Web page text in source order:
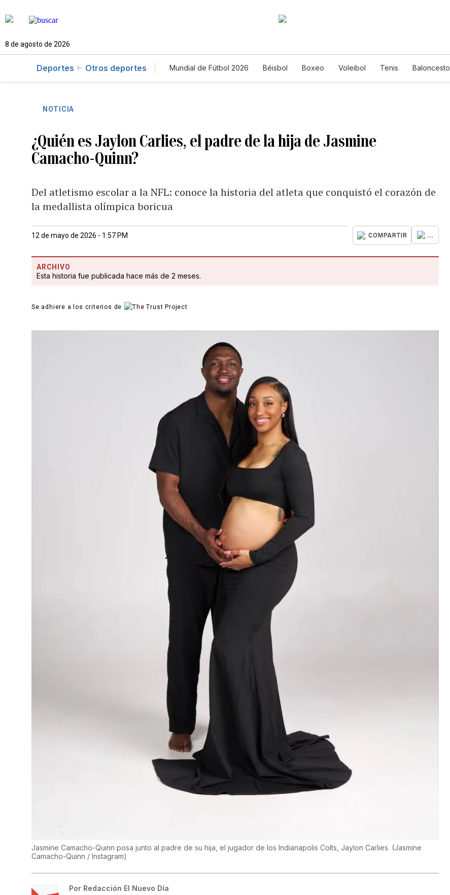
8 de agosto de 2026
Deportes Otros deportes Mundial de Fútbol 2026 Béisbol Boxeo Voleibol Tenis Baloncesto
NOTICIA
¿Quién es Jaylon Carlies, el padre de la hija de Jasmine
Camacho-Quinn?
Del atletismo escolar a la NFL: conoce la historia del atleta que conquistó el corazón de
la medallista olímpica boricua
12 de mayo de 2026 - 1:57 PM COMPARTIR ...
ARCHIVO
Esta historia fue publicada hace más de 2 meses.
Se adhiere a los criterios de
Jasmine Camacho-Quinn posa junto al padre de su hija, el jugador de los Indianapolis Colts, Jaylon Carlies. (Jasmine
Camacho-Quinn / Instagram)
Por Redacción El Nuevo Día